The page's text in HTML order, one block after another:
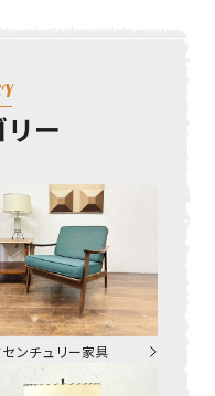
ー
センチュリー家具